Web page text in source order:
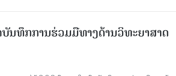
ບັນທຶກການຮ່ວມມືທາງດ້ານວິທະຍາສາດ